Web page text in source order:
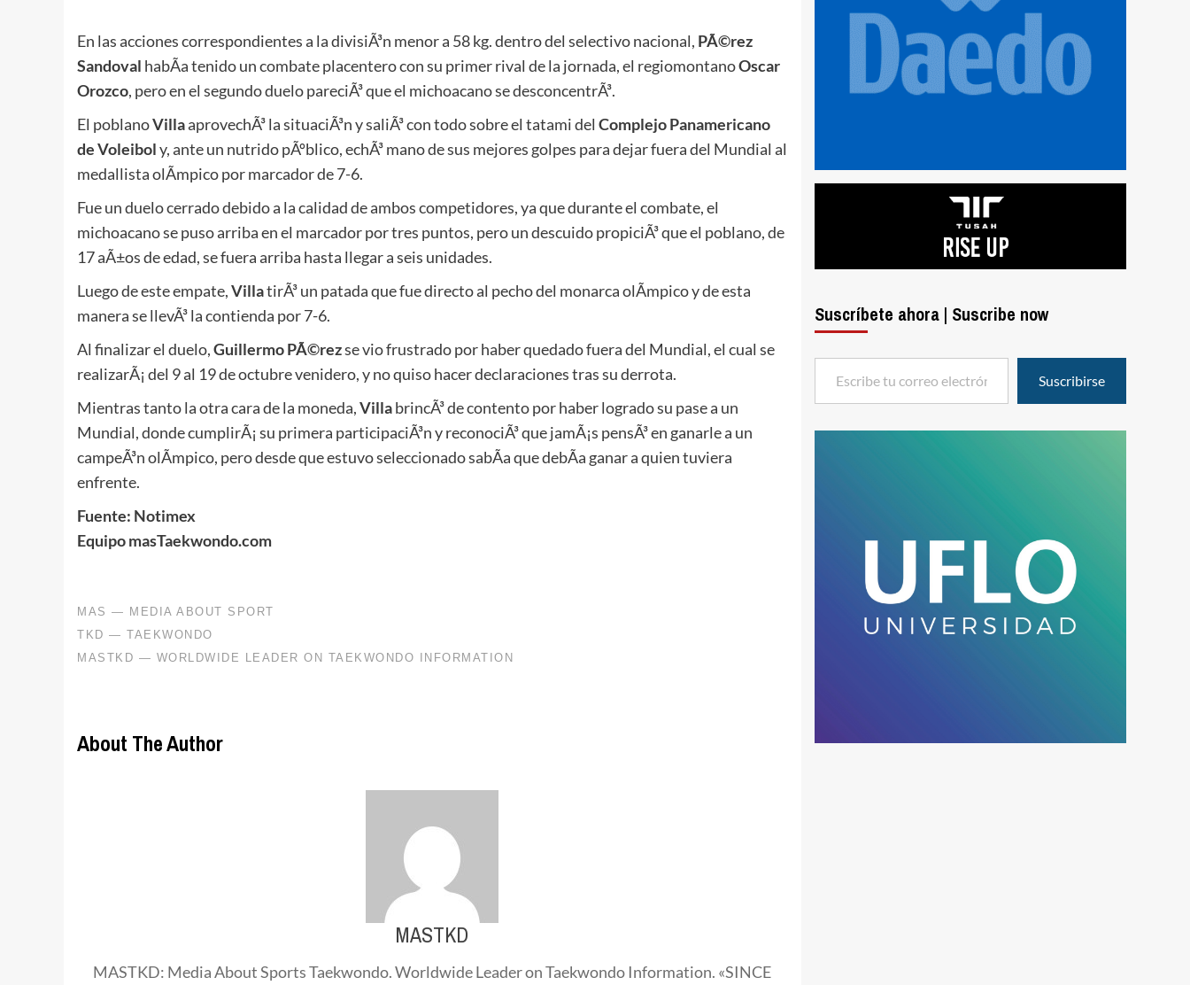
En las acciones correspondientes a la divisiÃ³n menor a 58 kg. dentro del selectivo nacional, PÃ©rez
Sandoval habÃ­a tenido un combate placentero con su primer rival de la jornada, el regiomontanoOscar
Orozco, pero en el segundo duelo pareciÃ³ que el michoacano se desconcentrÃ³.
El poblanoVillaaprovechÃ³ la situaciÃ³n y saliÃ³ con todo sobre el tatami del Complejo Panamericano
de Voleiboly, ante un nutrido pÃºblico, echÃ³ mano de sus mejores golpes para dejar fuera del Mundial al
medallista olÃ­mpico por marcador de 7-6.
Fue un duelo cerrado debido a la calidad de ambos competidores, ya que durante el combate, el
michoacano se puso arriba en el marcador por tres puntos, pero un descuido propiciÃ³ que el poblano, de
17 aÃ±os de edad, se fuera arriba hasta llegar a seis unidades.
Luego de este empate,VillatirÃ³ un patada que fue directo al pecho del monarca olÃ­mpico y de esta
manera se llevÃ³ la contienda por 7-6.
Al finalizar el duelo,Guillermo PÃ©rezse vio frustrado por haber quedado fuera del Mundial, el cual se
realizarÃ¡ del 9 al 19 de octubre venidero, y no quiso hacer declaraciones tras su derrota.
Mientras tanto la otra cara de la moneda,VillabrincÃ³ de contento por haber logrado su pase a un
Mundial, donde cumplirÃ¡ su primera participaciÃ³n y reconociÃ³ que jamÃ¡s pensÃ³ en ganarle a un
campeÃ³n olÃ­mpico, pero desde que estuvo seleccionado sabÃ­a que debÃ­a ganar a quien tuviera
enfrente.
Fuente: Notimex
Equipo masTaekwondo.com
About The Author
MASTKD
MASTKD: Media About Sports Taekwondo. Worldwide Leader on Taekwondo Information. «SINCE
Suscríbete ahora | Suscribe now
Escribe tu correo electrónico…
Suscribirse